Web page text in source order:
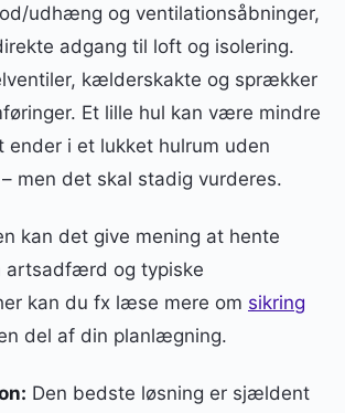
udhæng og ventilationsåbninger,
adgang til loft og isolering.
kælderskakte og sprækker
Et lille hul kan være mindre
ender i et lukket hulrum uden
men det skal stadig vurderes.
kan det give mening at hente
artsadfærd og typiske
kan du fx læse mere om sikring
del af din planlægning.
Den bedste løsning er sjældent